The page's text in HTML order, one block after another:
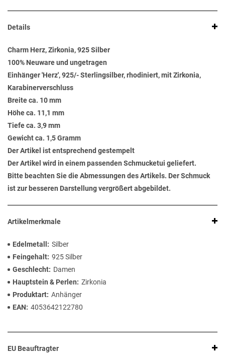
Details
Charm Herz, Zirkonia, 925 Silber
100% Neuware und ungetragen
Einhänger 'Herz', 925/- Sterlingsilber, rhodiniert, mit Zirkonia,
Karabinerverschluss
Breite ca. 10 mm
Höhe ca. 11,1 mm
Tiefe ca. 3,9 mm
Gewicht ca. 1,5 Gramm
Der Artikel ist entsprechend gestempelt
Der Artikel wird in einem passenden Schmucketui geliefert.
Bitte beachten Sie die Abmessungen des Artikels. Der Schmuck
ist zur besseren Darstellung vergrößert abgebildet.
Artikelmerkmale
Edelmetall
Silber
Feingehalt 925 Silber
Geschlecht
Damen
Hauptstein & Perlen
Zirkonia
Produktart Anhänger
EAN
4053642122780
EU Beauftragter